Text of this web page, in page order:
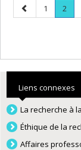
Page
précédente
Page
1 Page
2
Liens connexes
La recherche à
Éthique de la
Affaires